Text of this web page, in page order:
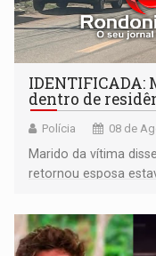
dentro de
Polícia 08 de
Marido da vítima
retornou esposa